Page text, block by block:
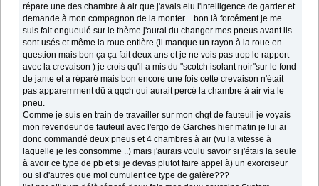
répare une des chambre à air que j'avais eiu l'intelligence de garder et
demande à mon compagnon de la monter .. bon là forcément je me
suis fait engueulé sur le thème j'aurai du changer mes pneus avant ils
sont usés et même la roue entière (il manque un rayon à la roue en
question mais bon ça ça fait deux ans et je ne vois pas trop le rapport
avec la crevaison ) je crois qu'il a mis du "scotch isolant noir"sur le fond
de jante et a réparé mais bon encore une fois cette crevaison n'était
pas apparemment dû à qqch qui aurait percé la chambre à air via le
pneu.
Comme je suis en train de travailler sur mon chgt de fauteuil je voyais
mon revendeur de fauteuil avec l'ergo de Garches hier matin je lui ai
donc commandé deux pneus et 4 chambres à air (vu la vitesse à
laquelle je les consomme ..) mais j'aurais voulu savoir si j'étais la seule
à avoir ce type de pb et si je devas plutot faire appel à) un exorciseur
ou si d'autres que moi cumulent ce type de galère???